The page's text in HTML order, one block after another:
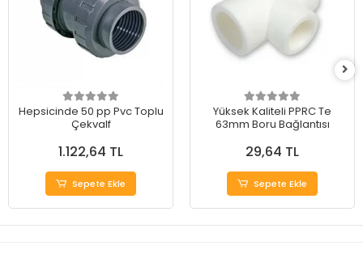
Hepsicinde 50 pp Pvc Toplu
Çekvalf
1.122,64 TL
Sepete Ekle
Yüksek Kaliteli PPRC Te
63mm Boru Bağlantısı
29,64 TL
Sepete Ekle